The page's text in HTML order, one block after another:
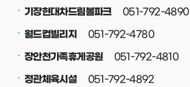
기장현대차드림볼파크
051-792-4890
월드컵빌리지
051-792-4780
장안천가족휴게공원
051-792-4810
정관체육시설
051-792-4892